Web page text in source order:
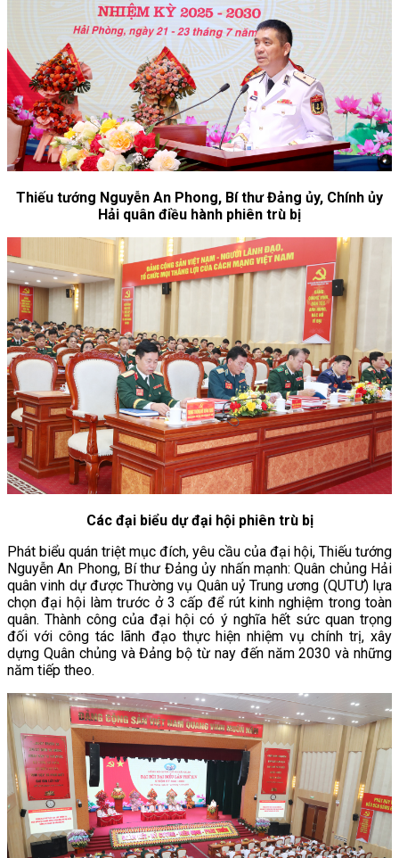
Thiếu tướng Nguyễn An Phong, Bí thư Đảng ủy, Chính ủy
Hải quân điều hành phiên trù bị
Các đại biểu dự đại hội phiên trù bị
Phát biểu quán triệt mục đích, yêu cầu của đại hội, Thiếu tướng
Nguyễn An Phong, Bí thư Đảng ủy nhấn mạnh: Quân chủng Hải
quân vinh dự được Thường vụ Quân uỷ Trung ương (QUTƯ) lựa
chọn đại hội làm trước ở 3 cấp để rút kinh nghiệm trong toàn
quân. Thành công của đại hội có ý nghĩa hết sức quan trọng
đối với công tác lãnh đạo thực hiện nhiệm vụ chính trị, xây
dựng Quân chủng và Đảng bộ từ nay đến năm 2030 và những
năm tiếp theo.